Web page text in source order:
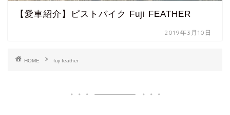
【愛車紹介】ピストバイク Fuji FEATHER
2019年3月10日
HOME fuji feather